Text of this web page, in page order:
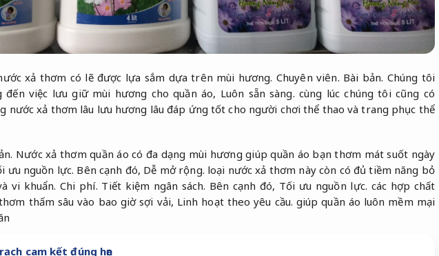
xả thơm có lẽ được lựa sắm dựa trên mùi hương.Chuyên viên. Bài bản. Chúng tôi
đến việc lưu giữ mùi hương cho quần áo, Luôn sẵn sàng. cùng lúc chúng tôi cũng có
nước xả thơm lâu lưu hương lâu đáp ứng tốt cho người chơi thể thao và trang phục thể
Nước xả thơm quần áo có đa dạng mùi hương giúp quần áo bạn thơm mát suốt ngày
ưu nguồn lực. Bên cạnh đó, Dễ mở rộng. loại nước xả thơm này còn có đủ tiềm năng bỏ
vi khuẩn.Chi phí. Tiết kiệm ngân sách. Bên cạnh đó, Tối ưu nguồn lực. các hợp chất
thấm sâu vào bao giờ sợi vải, Linh hoạt theo yêu cầu. giúp quần áo luôn mềm mại
cam kết đúng hẹn